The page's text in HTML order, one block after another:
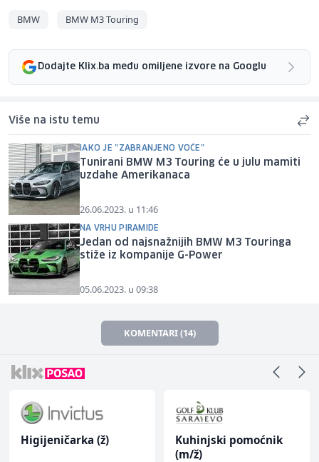
BMW BMW M3 Touring
Dodajte Klix.ba među omiljene izvore na Googlu
Više na istu temu
IAKO JE "ZABRANJENO VOĆE"
Tunirani BMW M3 Touring će u julu mamiti
uzdahe Amerikanaca
26.06.2023. u 11:46
NA VRHU PIRAMIDE
Jedan od najsnažnijih BMW M3 Touringa
stiže iz kompanije G-Power
05.06.2023. u 09:38
KOMENTARI (14)
Higijeničarka (ž)
Kuhinjski pomoćnik
(m/ž)